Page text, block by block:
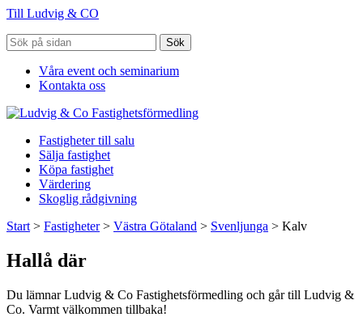
Till Ludvig & CO
Sök
Våra event och seminarium
Kontakta oss
Fastigheter till salu
Sälja fastighet
Köpa fastighet
Värdering
Skoglig rådgivning
Start > Fastigheter> Västra Götaland > Svenljunga > Kalv
Hallå där
Du lämnar Ludvig & Co Fastighetsförmedling och går till Ludvig &
Co. Varmt välkommen tillbaka!